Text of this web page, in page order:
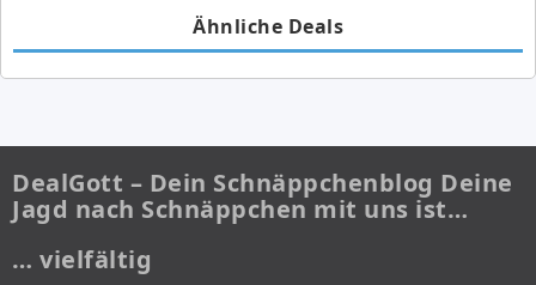
Ähnliche Deals
DealGott – Dein Schnäppchenblog Deine
Jagd nach Schnäppchen mit uns ist…
… vielfältig